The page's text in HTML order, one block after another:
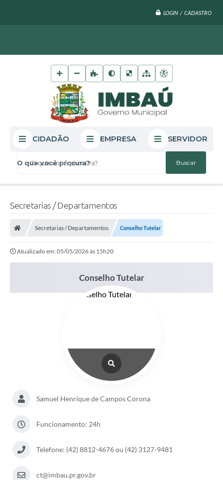
LOGIN / CADASTRO
O que você procura?
CIDADÃO EMPRESA SERVIDOR
Secretarias / Departamentos
Secretarias / Departamentos Conselho Tutelar
Atualizado em: 05/05/2026 às 15h20
Conselho Tutelar
Samuel Henrique de Campos Corona
Funcionamento: 24h
Telefone: (42) 8812-4676 ou (42) 3127-9481
ct@imbau.pr.gov.br